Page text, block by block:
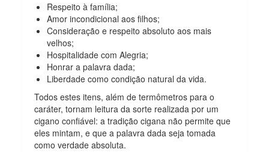
Respeito à família;
Amor incondicional aos filhos;
Consideração e respeito absoluto aos mais
velhos;
Hospitalidade com Alegria;
Honrar a palavra dada;
Liberdade como condição natural da vida.
Todos estes itens, além de termômetros para o
caráter, tornam leitura da sorte realizada por um
cigano confiável: a tradição cigana não permite que
eles mintam, e que a palavra dada seja tomada
como verdade absoluta.